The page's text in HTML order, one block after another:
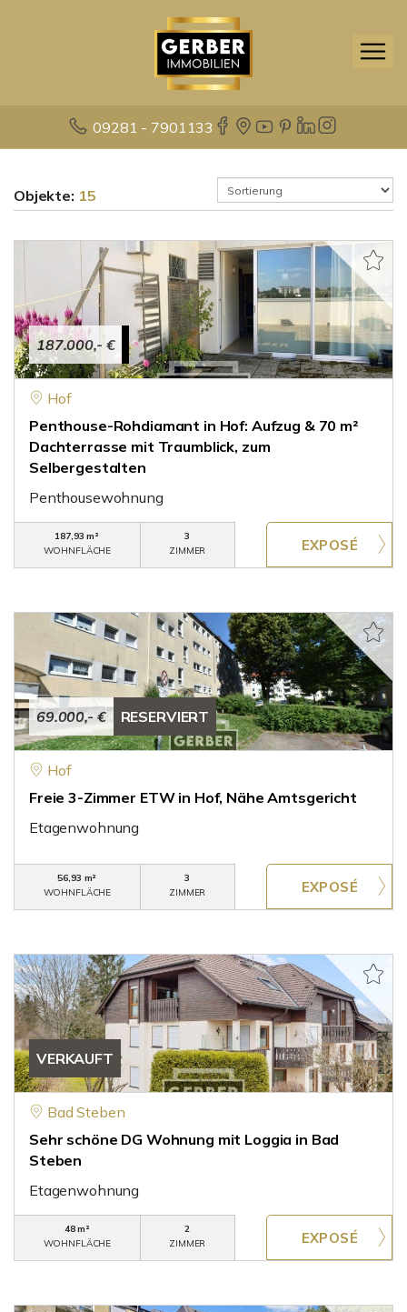
09281 - 7901133
Objekte: 15
187.000,- €
Hof
Penthouse-Rohdiamant in Hof: Aufzug & 70 m²
Dachterrasse mit Traumblick, zum
Selbergestalten
Penthousewohnung
187,93 m²
WOHNFLÄCHE
3
ZIMMER
69.000,- € RESERVIERT
Hof
Freie 3-Zimmer ETW in Hof, Nähe Amtsgericht
Etagenwohnung
56,93 m²
WOHNFLÄCHE
3
ZIMMER
VERKAUFT
Bad Steben
Sehr schöne DG Wohnung mit Loggia in Bad
Steben
Etagenwohnung
48 m²
WOHNFLÄCHE
2
ZIMMER